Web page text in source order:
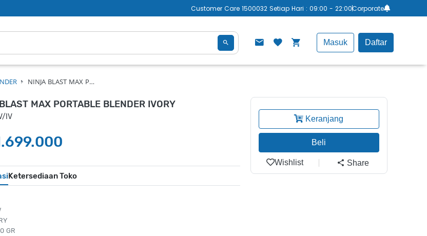
Customer Care 1500032 Setiap Hari : 09:00 - 22:00Corporate
Masuk Daftar
NINJA BLAST MAX P…
MAX PORTABLE BLENDER IVORY
IV
Ketersediaan Toko
GR
Keranjang
Beli
Wishlist Share